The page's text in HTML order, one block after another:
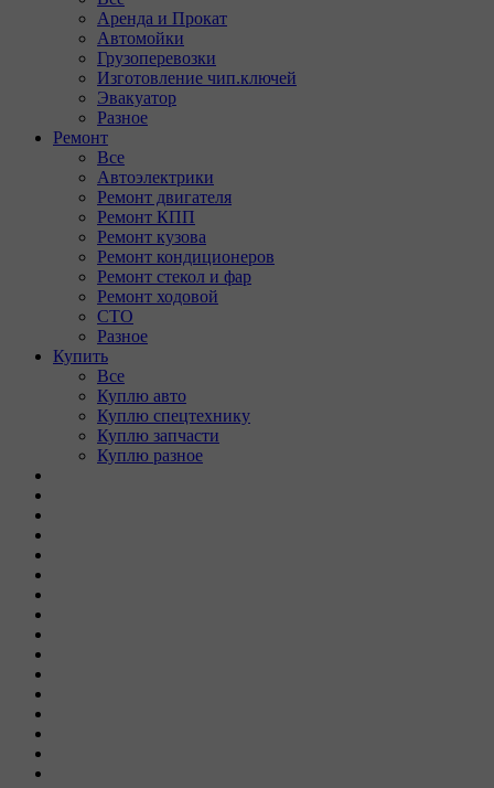
Аренда и Прокат
Автомойки
Грузоперевозки
Изготовление чип.ключей
Эвакуатор
Разное
Ремонт
Все
Автоэлектрики
Ремонт двигателя
Ремонт КПП
Ремонт кузова
Ремонт кондиционеров
Ремонт стекол и фар
Ремонт ходовой
СТО
Разное
Купить
Все
Куплю авто
Куплю спецтехнику
Куплю запчасти
Куплю разное